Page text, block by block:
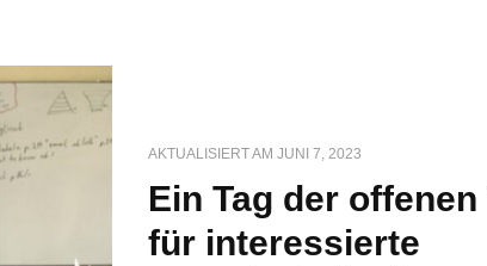
AKTUALISIERT AM JUNI 7, 2023
Ein Tag der offenen
für interessierte